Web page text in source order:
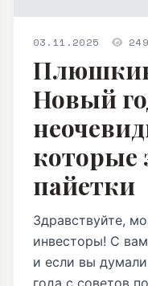
03.11.2025
Новый
которые
пайетки
Здравствуйте,
инвесторы! С
и если вы
года с советов